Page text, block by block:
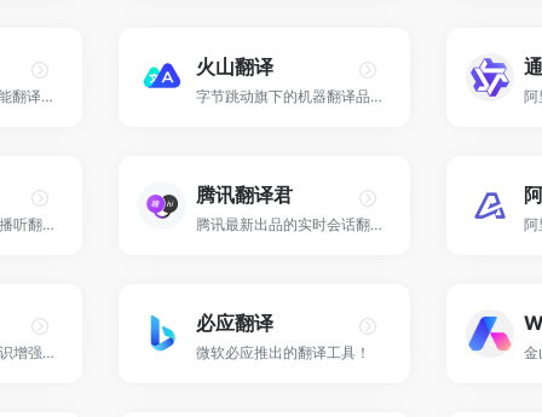
搜狗旗下推出的AI智能翻译工具。
火山翻译
字节跳动旗下的机器翻译品牌，支持超过100种语种的免费在线翻译，并支持多种领域翻译。
一个集视频听翻，直播听翻，语音转写，文档直翻功能为一体的AI智能语音转写听翻平台！
腾讯翻译君
腾讯最新出品的实时会话翻译软件！
百度旗下全新一代知识增强大语言模型！
必应翻译
微软必应推出的翻译工具！